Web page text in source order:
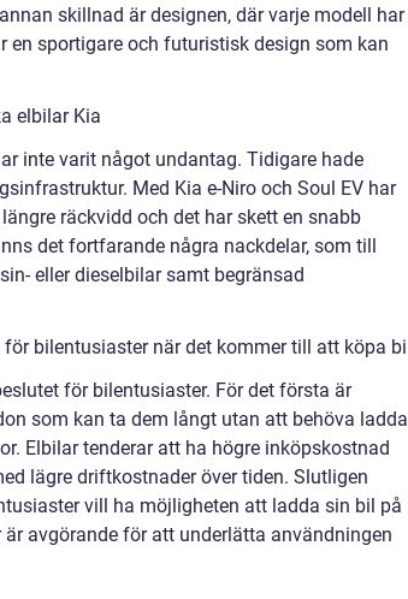
skillnad är designen, där varje modell har
en sportigare och futuristisk design som kan
elbilar Kia
inte varit något undantag. Tidigare hade
Med Kia e-Niro och Soul EV har
räckvidd och det har skett en snabb
det fortfarande några nackdelar, som till
eller dieselbilar samt begränsad
bilentusiaster när det kommer till att köpa bil
för bilentusiaster. För det första är
som kan ta dem långt utan att behöva ladda
Elbilar tenderar att ha högre inköpskostnad
lägre driftkostnader över tiden. Slutligen
vill ha möjligheten att ladda sin bil på
avgörande för att underlätta användningen